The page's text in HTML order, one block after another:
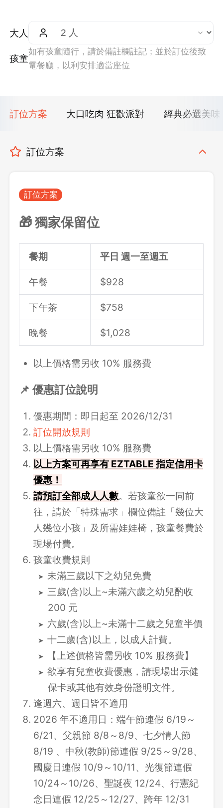
大人
孩童
如有孩童隨行，請於備註欄註記；並於訂位後致
電餐廳，以利安排適當座位
訂位方案 大口吃肉 狂歡派對 經典必選美味
訂位方案
訂位方案
🎁 獨家保留位
餐期 平日 週一至週五
午餐 $928
下午茶 $758
晚餐 $1,028
以上價格需另收 10% 服務費
📌 優惠訂位說明
優惠期間：即日起至 2026/12/31
訂位開放規則
以上價格需另收 10% 服務費
以上方案可再享有 EZTABLE 指定信用卡
優惠！
請預訂全部成人人數。若孩童欲一同前
往，請於「特殊需求」欄位備註「幾位大
人幾位小孩」及所需娃娃椅，孩童餐費於
現場付費。
孩童收費規則
未滿三歲以下之幼兒免費
三歲(含)以上~未滿六歲之幼兒酌收
200 元
六歲(含)以上~未滿十二歲之兒童半價
十二歲(含)以上，以成人計費。
【上述價格皆需另收 10% 服務費】
欲享有兒童收費優惠，請現場出示健
保卡或其他有效身份證明文件。
逢週六、週日皆不適用
2026 年不適用日：端午節連假 6/19～
6/21、父親節 8/8～8/9、七夕情人節
8/19 、中秋(教師)節連假 9/25～9/28、
國慶日連假 10/9～10/11、光復節連假
10/24～10/26、聖誕夜 12/24、行憲紀
念日連假 12/25～12/27、跨年 12/31